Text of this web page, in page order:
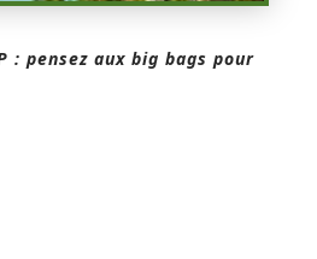
: pensez aux big bags pour